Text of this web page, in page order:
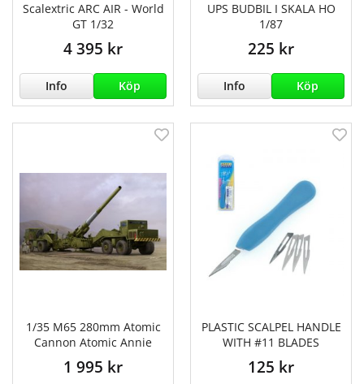
Scalextric ARC AIR - World
GT 1/32
4 395 kr
Info Köp
UPS BUDBIL I SKALA HO
1/87
225 kr
Info Köp
1/35 M65 280mm Atomic
Cannon Atomic Annie
1 995 kr
PLASTIC SCALPEL HANDLE
WITH #11 BLADES
125 kr